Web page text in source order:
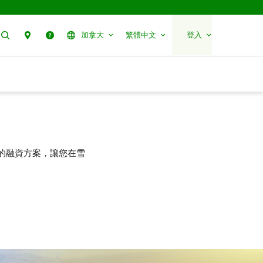
搜尋 聯絡我們幫助 加拿大 繁體中文 登入
融資方案，讓您在雪